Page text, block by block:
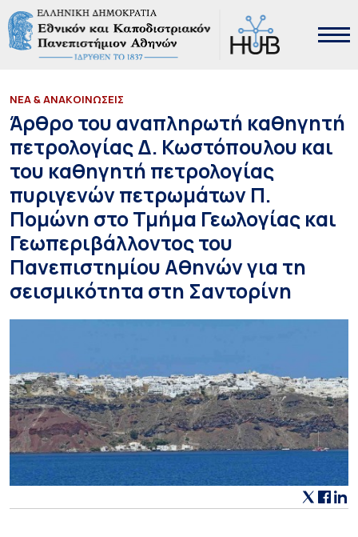
ΝΕΑ & ΑΝΑΚΟΙΝΩΣΕΙΣ
Άρθρο του αναπληρωτή καθηγητή
πετρολογίας Δ. Κωστόπουλου και
του καθηγητή πετρολογίας
πυριγενών πετρωμάτων Π.
Πομώνη στο Τμήμα Γεωλογίας και
Γεωπεριβάλλοντος του
Πανεπιστημίου Αθηνών για τη
σεισμικότητα στη Σαντορίνη